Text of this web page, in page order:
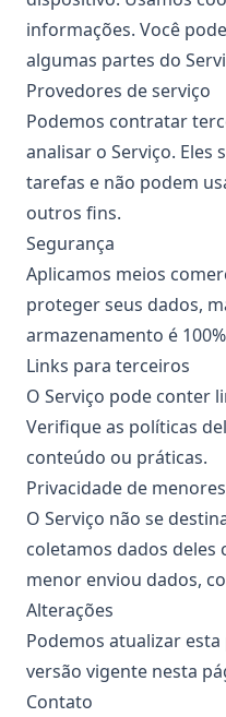
informações. Você
algumas partes do
Provedores de serviço
Podemos contratar
analisar o Serviço. Eles
tarefas e não podem
outros fins.
Segurança
Aplicamos meios
proteger seus dados,
armazenamento é
Links para terceiros
O Serviço pode conter
Verifique as políticas
conteúdo ou práticas.
Privacidade de menores
O Serviço não se
coletamos dados deles
menor enviou dados,
Alterações
Podemos atualizar
versão vigente nesta
Contato